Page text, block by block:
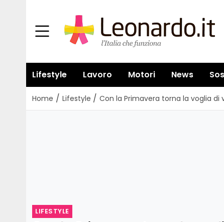
Lifestyle Lavoro Motori News
Home / Lifestyle / Con la Primavera torna la voglia di
LIFESTYLE